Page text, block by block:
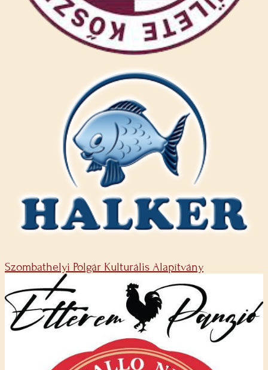
Szombathelyi Polgár Kulturális Alapítvány